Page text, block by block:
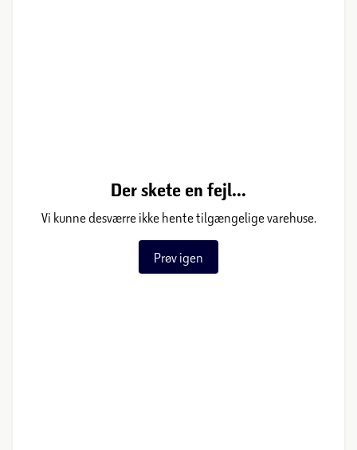
Der skete en fejl...
Vi kunne desværre ikke hente tilgængelige varehuse.
Prøv igen